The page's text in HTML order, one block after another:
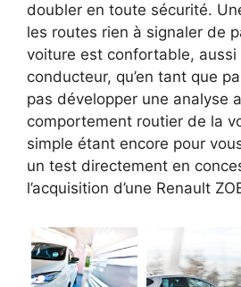
doubler en toute sécurité.
les routes rien à signaler de
voiture est confortable,
conducteur, qu’en tant que
pas développer une analyse
comportement routier de la
simple étant encore pour
un test directement en
l’acquisition d’une Renault